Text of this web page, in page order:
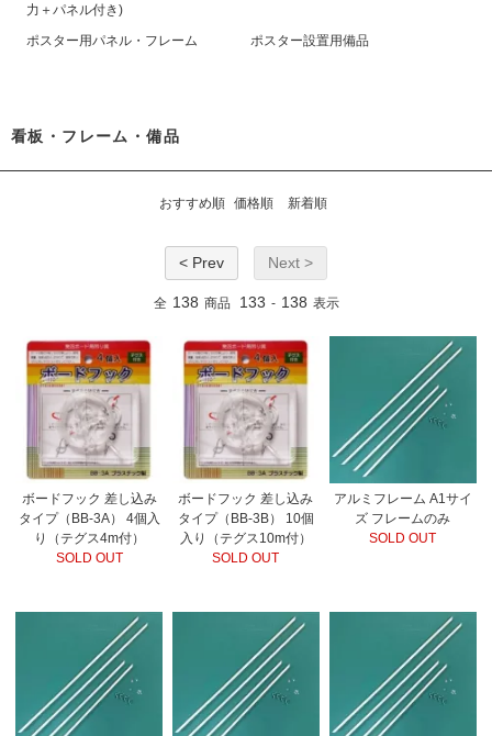
力＋パネル付き)
ポスター用パネル・フレーム ポスター設置用備品
看板・フレーム・備品
おすすめ順 価格順 新着順
< Prev Next >
全 138 商品 133 - 138 表示
ボードフック 差し込み
タイプ（BB-3A） 4個入
り（テグス4m付）
SOLD OUT
ボードフック 差し込み
タイプ（BB-3B） 10個
入り（テグス10m付）
SOLD OUT
アルミフレーム A1サイ
ズ フレームのみ
SOLD OUT